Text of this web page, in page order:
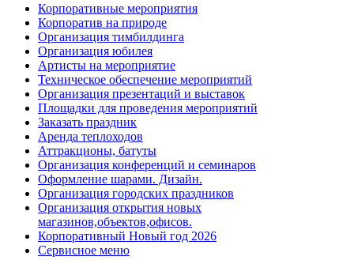
Корпоративные мероприятия
Корпоратив на природе
Организация тимбилдинга
Организация юбилея
Артисты на мероприятие
Техническое обеспечение мероприятий
Организация презентаций и выставок
Площадки для проведения мероприятий
Заказать праздник
Аренда теплоходов
Аттракционы, батуты
Организация конференций и семинаров
Оформление шарами. Дизайн.
Организация городских праздников
Организация открытия новых
магазинов,объектов,офисов.
Корпоративный Новый год 2026
Сервисное меню